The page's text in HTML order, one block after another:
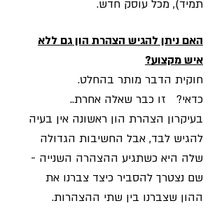
תמיד), מכל עוסק חדש.
האם ניתן להגיש הצהרת הון גם ללא
איש מקצוע?
חוקית הדבר מותר בהחלט.
כדאי? זו כבר שאלה אחרת..​
בעיקרון הצהרת הון ראשונה אין בעיה
להגיש לבד, אבל החשיבות הגדולה
שלה היא כשתגיע ההצהרה השנייה -
שם נצטרך להסביר כיצד צברנו את
ההון שצברנו בין שתי ההצהרות.